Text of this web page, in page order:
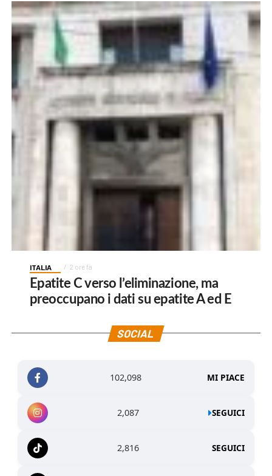
ITALIA 2 ore fa
Epatite C verso l’eliminazione, ma
preoccupano i dati su epatite A ed E
SOCIAL
102,098 MI PIACE
2,087 SEGUICI
2,816 SEGUICI